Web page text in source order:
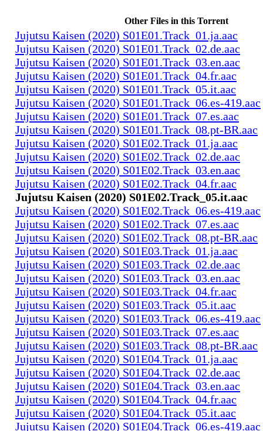
Other Files in this Torrent
Jujutsu Kaisen (2020) S01E01.Track_01.ja.aac
Jujutsu Kaisen (2020) S01E01.Track_02.de.aac
Jujutsu Kaisen (2020) S01E01.Track_03.en.aac
Jujutsu Kaisen (2020) S01E01.Track_04.fr.aac
Jujutsu Kaisen (2020) S01E01.Track_05.it.aac
Jujutsu Kaisen (2020) S01E01.Track_06.es-419.aac
Jujutsu Kaisen (2020) S01E01.Track_07.es.aac
Jujutsu Kaisen (2020) S01E01.Track_08.pt-BR.aac
Jujutsu Kaisen (2020) S01E02.Track_01.ja.aac
Jujutsu Kaisen (2020) S01E02.Track_02.de.aac
Jujutsu Kaisen (2020) S01E02.Track_03.en.aac
Jujutsu Kaisen (2020) S01E02.Track_04.fr.aac
Jujutsu Kaisen (2020) S01E02.Track_05.it.aac
Jujutsu Kaisen (2020) S01E02.Track_06.es-419.aac
Jujutsu Kaisen (2020) S01E02.Track_07.es.aac
Jujutsu Kaisen (2020) S01E02.Track_08.pt-BR.aac
Jujutsu Kaisen (2020) S01E03.Track_01.ja.aac
Jujutsu Kaisen (2020) S01E03.Track_02.de.aac
Jujutsu Kaisen (2020) S01E03.Track_03.en.aac
Jujutsu Kaisen (2020) S01E03.Track_04.fr.aac
Jujutsu Kaisen (2020) S01E03.Track_05.it.aac
Jujutsu Kaisen (2020) S01E03.Track_06.es-419.aac
Jujutsu Kaisen (2020) S01E03.Track_07.es.aac
Jujutsu Kaisen (2020) S01E03.Track_08.pt-BR.aac
Jujutsu Kaisen (2020) S01E04.Track_01.ja.aac
Jujutsu Kaisen (2020) S01E04.Track_02.de.aac
Jujutsu Kaisen (2020) S01E04.Track_03.en.aac
Jujutsu Kaisen (2020) S01E04.Track_04.fr.aac
Jujutsu Kaisen (2020) S01E04.Track_05.it.aac
Jujutsu Kaisen (2020) S01E04.Track_06.es-419.aac